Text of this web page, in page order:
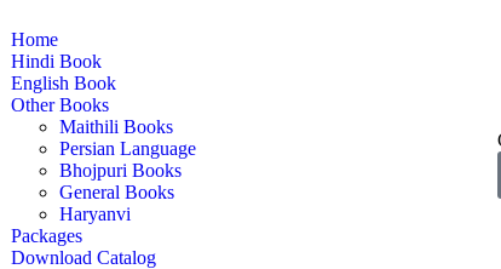
Home
Hindi Book
English Book
Other Books
Maithili Books
Persian Language
Bhojpuri Books
General Books
Haryanvi
Packages
Download Catalog